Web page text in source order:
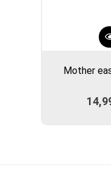
Mother